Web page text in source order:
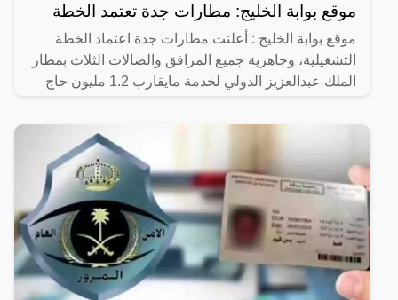
موقع بوابة الخليج: مطارات جدة تعتمد الخطة
موقع بوابة الخليج : أعلنت مطارات جدة اعتماد الخطة
التشغيلية، وجاهزية جميع المرافق والصالات الثلاث بمطار
الملك عبدالعزيز الدولي لخدمة مايقارب 1.2 مليون حاج